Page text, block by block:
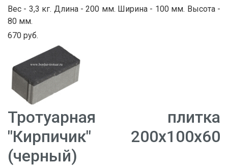
Вес - 3,3 кг. Длина - 200 мм. Ширина - 100 мм. Высота -
80 мм.
670 руб.
Тротуарная плитка
"Кирпичик" 200х100х60
(черный)